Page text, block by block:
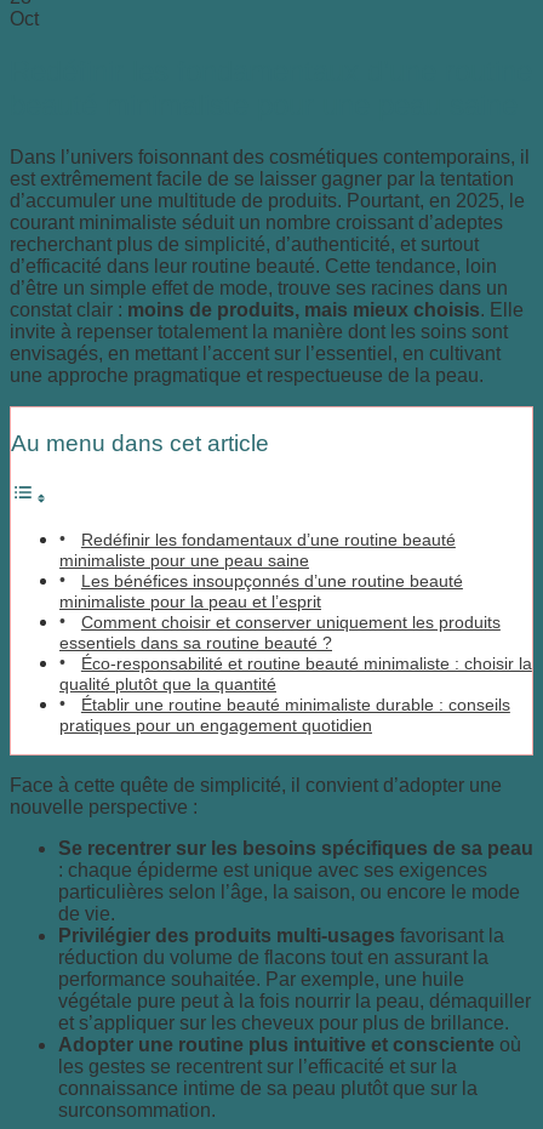
Oct
Dans l’univers foisonnant des cosmétiques contemporains, il
est extrêmement facile de se laisser gagner par la tentation
d’accumuler une multitude de produits. Pourtant, en 2025, le
courant minimaliste séduit un nombre croissant d’adeptes
recherchant plus de simplicité, d’authenticité, et surtout
d’efficacité dans leur routine beauté. Cette tendance, loin
d’être un simple effet de mode, trouve ses racines dans un
constat clair : moins de produits, mais mieux choisis. Elle
invite à repenser totalement la manière dont les soins sont
envisagés, en mettant l’accent sur l’essentiel, en cultivant
une approche pragmatique et respectueuse de la peau.
Au menu dans cet article
Redéfinir les fondamentaux d’une routine beauté
minimaliste pour une peau saine
Les bénéfices insoupçonnés d’une routine beauté
minimaliste pour la peau et l’esprit
Comment choisir et conserver uniquement les produits
essentiels dans sa routine beauté ?
Éco-responsabilité et routine beauté minimaliste : choisir la
qualité plutôt que la quantité
Établir une routine beauté minimaliste durable : conseils
pratiques pour un engagement quotidien
Face à cette quête de simplicité, il convient d’adopter une
nouvelle perspective :
Se recentrer sur les besoins spécifiques de sa peau
: chaque épiderme est unique avec ses exigences
particulières selon l’âge, la saison, ou encore le mode
de vie.
Privilégier des produits multi-usages favorisant la
réduction du volume de flacons tout en assurant la
performance souhaitée. Par exemple, une huile
végétale pure peut à la fois nourrir la peau, démaquiller
et s’appliquer sur les cheveux pour plus de brillance.
Adopter une routine plus intuitive et consciente où
les gestes se recentrent sur l’efficacité et sur la
connaissance intime de sa peau plutôt que sur la
surconsommation.